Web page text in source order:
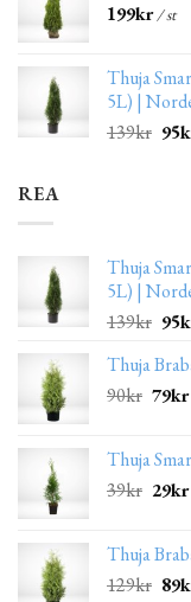
199kr/ st
Thuja
5L) |
139kr 95
REA
Thuja
5L) |
139kr 95
Thuja
90kr 79kr
Thuja
39kr 29kr
Thuja
129kr 89